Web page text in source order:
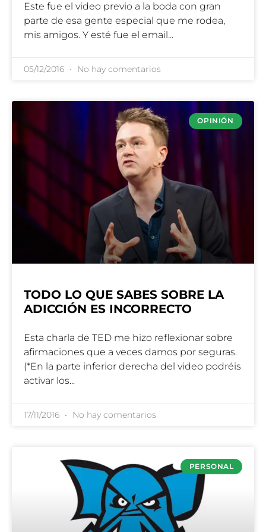
Este fue el video previo a la boda con gran
parte de esa gente especial que me rodea,
mis amigos. Y esté fue el email
05/12/2016 No hay comentarios
OPINIÓN
TODO LO QUE SABES SOBRE LA
ADICCIÓN ES INCORRECTO
Esta charla de TED me hizo reflexionar sobre
afirmaciones que a veces damos por seguras.
(*En la parte inferior derecha del video podréis
activar los
17/11/2016 No hay comentarios
PERSONAL